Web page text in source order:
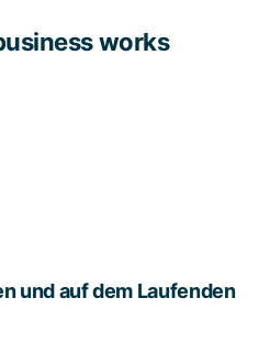
works
und auf dem Laufenden